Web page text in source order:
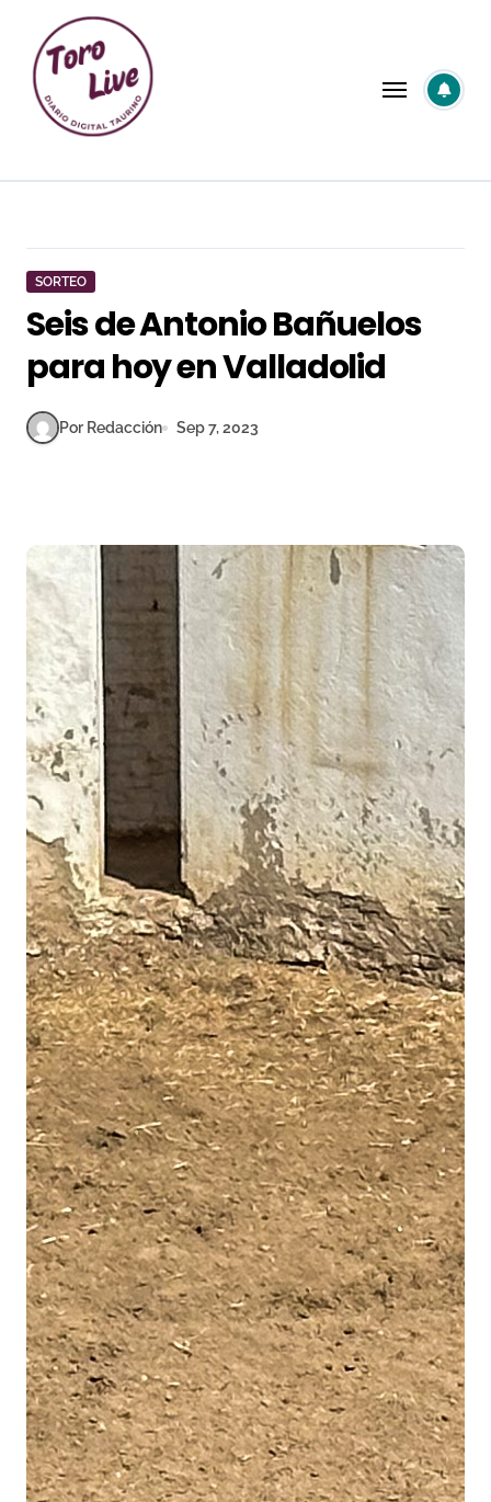
contenido
SORTEO
Seis de Antonio Bañuelos
para hoy en Valladolid
Por Redacción Sep 7, 2023